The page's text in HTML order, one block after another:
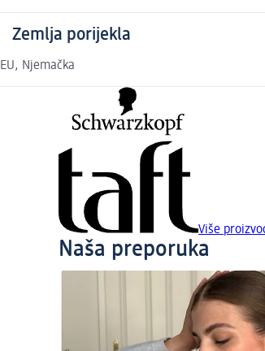
Zemlja porijekla
EU, Njemačka
Više
Naša preporuka